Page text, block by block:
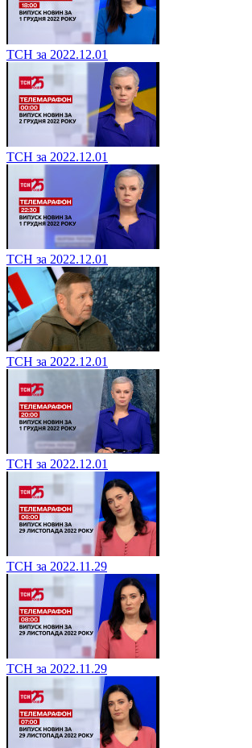
ТСН за 2022.12.01
ТСН за 2022.12.01
ТСН за 2022.12.01
ТСН за 2022.12.01
ТСН за 2022.12.01
ТСН за 2022.11.29
ТСН за 2022.11.29